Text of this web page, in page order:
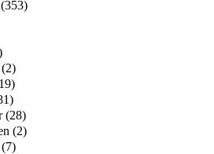
(28)
(2)